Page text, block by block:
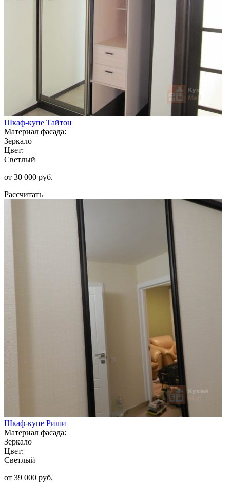
Шкаф-купе Тайтон
Материал фасада:
Зеркало
Цвет:
Светлый
от 30 000 руб.
Рассчитать
Шкаф-купе Риши
Материал фасада:
Зеркало
Цвет:
Светлый
от 39 000 руб.